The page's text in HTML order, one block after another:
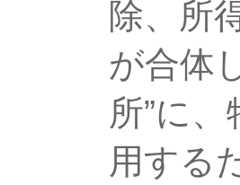
除、所
が合体
所”に
用する